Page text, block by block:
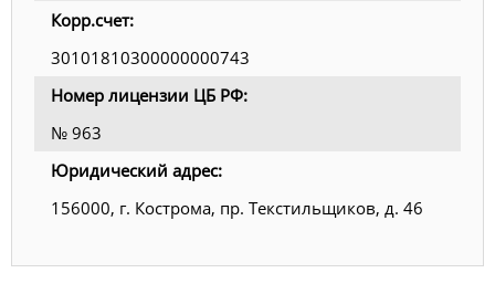
Корр.счет:
30101810300000000743
Номер лицензии ЦБ РФ:
№ 963
Юридический адрес:
156000, г. Кострома, пр. Текстильщиков, д. 46